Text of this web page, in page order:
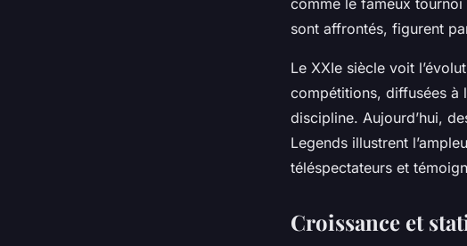
comme le fameux tournoi
sont affrontés, figurent
Le XXIe siècle voit
compétitions, diffusées à
discipline. Aujourd’hui,
Legends illustrent
téléspectateurs et
Croissance et